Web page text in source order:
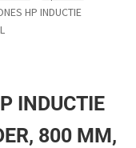
HP INDUCTIE
INDUCTIE
800 MM,